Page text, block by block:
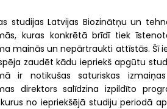
studijas Latvijas Biozinātņu un
kuras konkrētā brīdī tiek
mainās un nepārtraukti attīstās. Šī
zaudēt kādu iepriekš apgūtu
ir notikušas saturiskas
direktors salīdzina izpildīto
no iepriekšējā studiju periodā